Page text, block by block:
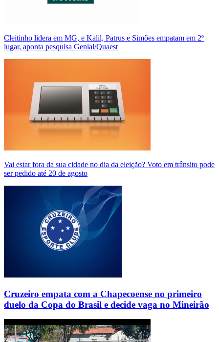
Cleitinho lidera em MG, e Kalil, Patrus e Simões empatam em 2º
lugar, aponta pesquisa Genial/Quaest
Vai estar fora da sua cidade no dia da eleição? Voto em trânsito pode
ser pedido até 20 de agosto
Cruzeiro empata com a Chapecoense no primeiro
duelo da Copa do Brasil e decide vaga no Mineirão